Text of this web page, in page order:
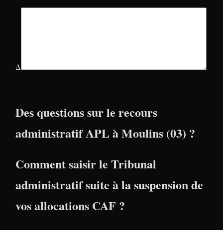
Δ
Des questions sur le recours
administratif APL à Moulins (03) ?
Comment saisir le Tribunal
administratif suite à la suspension de
vos allocations CAF ?